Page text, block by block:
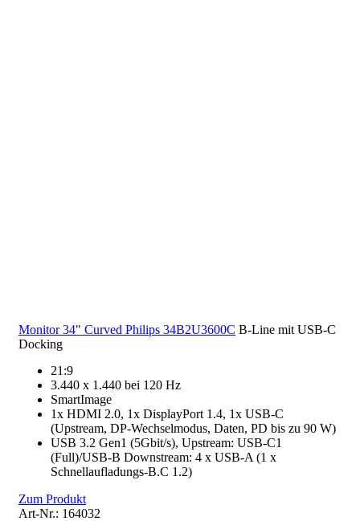
Monitor 34" Curved Philips 34B2U3600C B-Line mit USB-C
Docking
21:9
3.440 x 1.440 bei 120 Hz
SmartImage
1x HDMI 2.0, 1x DisplayPort 1.4, 1x USB-C
(Upstream, DP-Wechselmodus, Daten, PD bis zu 90 W)
USB 3.2 Gen1 (5Gbit/s), Upstream: USB-C1
(Full)/USB-B Downstream: 4 x USB-A (1 x
Schnellaufladungs-B.C 1.2)
Zum Produkt
Art-Nr.: 164032